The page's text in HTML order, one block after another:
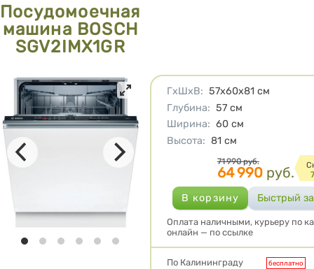
Посудомоечная
машина BOSCH
SGV2IMX1GR
Характеристики
ГхШхВ: 57х60х81 см
Глубина: 57 см
Ширина: 60 см
Высота: 81 см
Цена
71 990 руб.
64 990 руб.
Оплата наличными, курьеру по
онлайн — по ссылке
Условия доставки
По Калининграду бесплатно